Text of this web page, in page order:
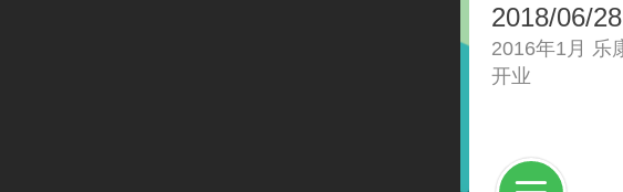
2018/06/28
2016年1月 乐康分店
开业